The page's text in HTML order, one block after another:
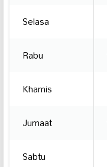
Selasa
Rabu
Khamis
Jumaat
Sabtu